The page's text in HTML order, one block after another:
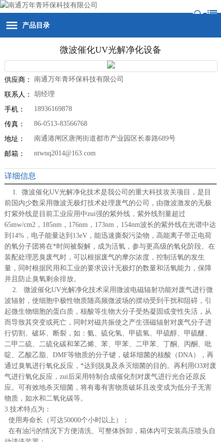
产品目录
微波催化UV光解净化设备
供应商： 南通万年青环保科技有限公司
联系人： 胡经理
手机： 18936169878
传真： 86-0513-83566768
地址： 南通港闸区唐闸街道都市产业园区长泰路689号
邮箱： ntwnq2014@163.com
详细信息
1. 微波催化UV光解净化技术是我公司的重大科技攻关项目，是目
前国内少数采用微波无极灯技术处理废气的公司，由微波激发的无极
灯紫外线是目前工业应用中zui强的紫外线，紫外线剂量超过
65mw/cm2， 185nm， 176nm， 173nm， 154nm波长的紫外线在光谱中达
到 14%，电子能量达到 13eV，能迅速撕裂污染物，高能离子带正电荷
的氧分子团将在*时间被裂解，成为活氧，参与更高级的氧化阶段。在
装配处理恶臭废气时，可以根据废气的摩尔浓度，控制活氧的发生
量，同时根据民用和工业的要求设计无极灯的数量和活氧能力，保障
并且防止臭氧剩余排放。
2. 微波催化UV光解净化技术采用微波电磁辐射功能对废气进行微
波辐射，使细胞中极性物质随高频微波场的摆动受到干扰和阻碍，引
起微生物细胞的蛋白质，核酸等生物大分子受热凝固或变性失活，从
而导致其突变或死亡，同时对磁共振使之产生强磁辐射对废气分子进
行切割、破坏、断裂，如：氨、硫化氢、甲硫氢、甲硫醇、甲硫醚、
二甲二硫、二硫化碳和苯乙烯、 苯、甲苯、二甲苯、丁酮、丙酮、吡
啶、乙酸乙脂、 DMF等物质的分子键，破坏细菌的核酸（DNA），再
通过臭氧进行氧化反应，*达到脱臭及杀灭细菌的目的。再利用O3对废
气进行氧化反应，zui后采用特制合成催化剂对废气进行光合还原反
应。可有效地杀灭细菌，将有毒有害物质破坏且改变成为低分子无害
物质，如水和二氧化碳等。
3.技术特点为：
使用寿命长（可达50000个小时以上）；
在有油污的情况下方便清洗、可整体拆卸，箱体内可安装高压喷头自